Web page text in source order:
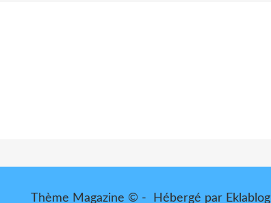
Thème Magazine © - Hébergé par Eklablog